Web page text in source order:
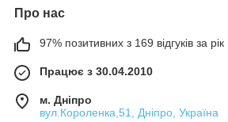
Про нас
97% позитивних з 169 відгуків за рік
Працює з 30.04.2010
м. Дніпро
вул.Короленка,51, Дніпро, Україна